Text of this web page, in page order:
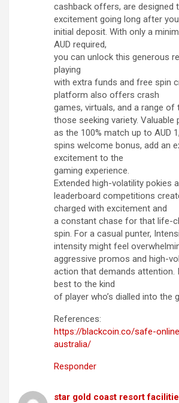
cashback offers, are designed
excitement going long after
initial deposit. With only a
AUD required,
you can unlock this generous
playing
with extra funds and free spin
platform also offers crash
games, virtuals, and a range
those seeking variety.
as the 100% match up to AUD
spins welcome bonus, add an
excitement to the
gaming experience.
Extended high-volatility pokies
leaderboard competitions
charged with excitement and
a constant chase for that life-
spin. For a casual punter,
intensity might feel
aggressive promos and high-
action that demands attention.
best to the kind
of player who’s dialled into the
References:
https://blackcoin.co/safe-
australia/
Responder
star gold coast resort